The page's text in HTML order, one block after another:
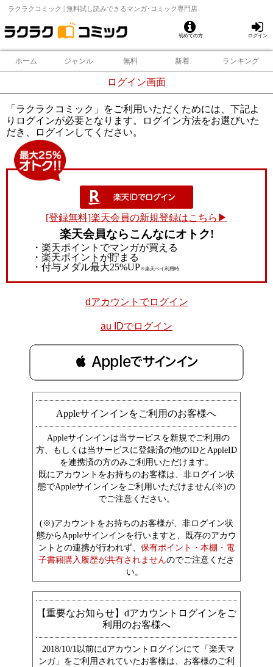
ラクラクコミック | 無料試し読みできるマンガ･コミック専門店
初めての方 ログイン
ホーム ジャンル 無料 新着 ランキング
ログイン画面
「ラクラクコミック」をご利用いただくためには、下記よ
りログインが必要となります。ログイン方法をお選びいた
だき、ログインしてください。
[登録無料]楽天会員の新規登録はこちら▶
楽天会員ならこんなにオトク!
・楽天ポイントでマンガが買える
・楽天ポイントが貯まる
・付与メダル最大25%UP※楽天ペイ利用時
dアカウントでログイン
au IDでログイン
 Appleでサインイン
Appleサインインをご利用のお客様へ
Appleサインインは当サービスを新規でご利用の
方、もしくは当サービスに登録済の他のIDとAppleID
を連携済の方のみご利用いただけます。
既にアカウントをお持ちのお客様は、非ログイン状
態でAppleサインインをご利用いただけません(※)の
でご注意ください。
(※)アカウントをお持ちのお客様が、非ログイン状
態からAppleサインインを行いますと、既存のアカウ
ントとの連携が行われず、 保有ポイント・本棚・電
子書籍購入履歴が共有されませんのでご注意くださ
い。
【重要なお知らせ】dアカウントログインをご
利用のお客様へ
2018/10/1以前にdアカウントログインにて「楽天マ
ンガ」をご利用されていたお客様は、お客様のご利